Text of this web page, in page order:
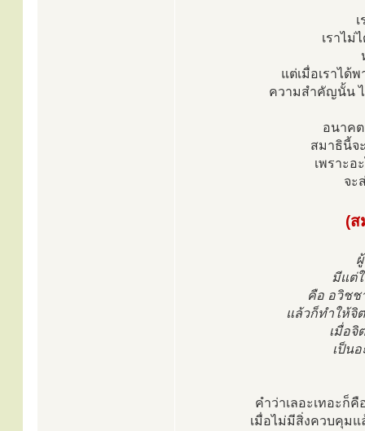
เราไม่
แต่เมื่อเราได้
ความสำคัญนั้น
อนาค
สมาธินี้จ
เพราะอ
จะ
(ส
มีแต่
คือ อวิชช
แล้วก็ทำให้จิ
เมื่อจิ
เป็นอ
คำว่าเลอะเทอะก็คื
เมื่อไม่มีสิ่งควบคุม